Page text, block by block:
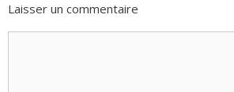
Laisser un commentaire